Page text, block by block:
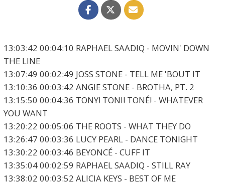
13:03:42 00:04:10 RAPHAEL SAADIQ - MOVIN' DOWN
THE LINE
13:07:49 00:02:49 JOSS STONE - TELL ME 'BOUT IT
13:10:36 00:03:42 ANGIE STONE - BROTHA, PT. 2
13:15:50 00:04:36 TONY! TONI! TONÉ! - WHATEVER
YOU WANT
13:20:22 00:05:06 THE ROOTS - WHAT THEY DO
13:26:47 00:03:36 LUCY PEARL - DANCE TONIGHT
13:30:22 00:03:46 BEYONCÉ - CUFF IT
13:35:04 00:02:59 RAPHAEL SAADIQ - STILL RAY
13:38:02 00:03:52 ALICIA KEYS - BEST OF ME